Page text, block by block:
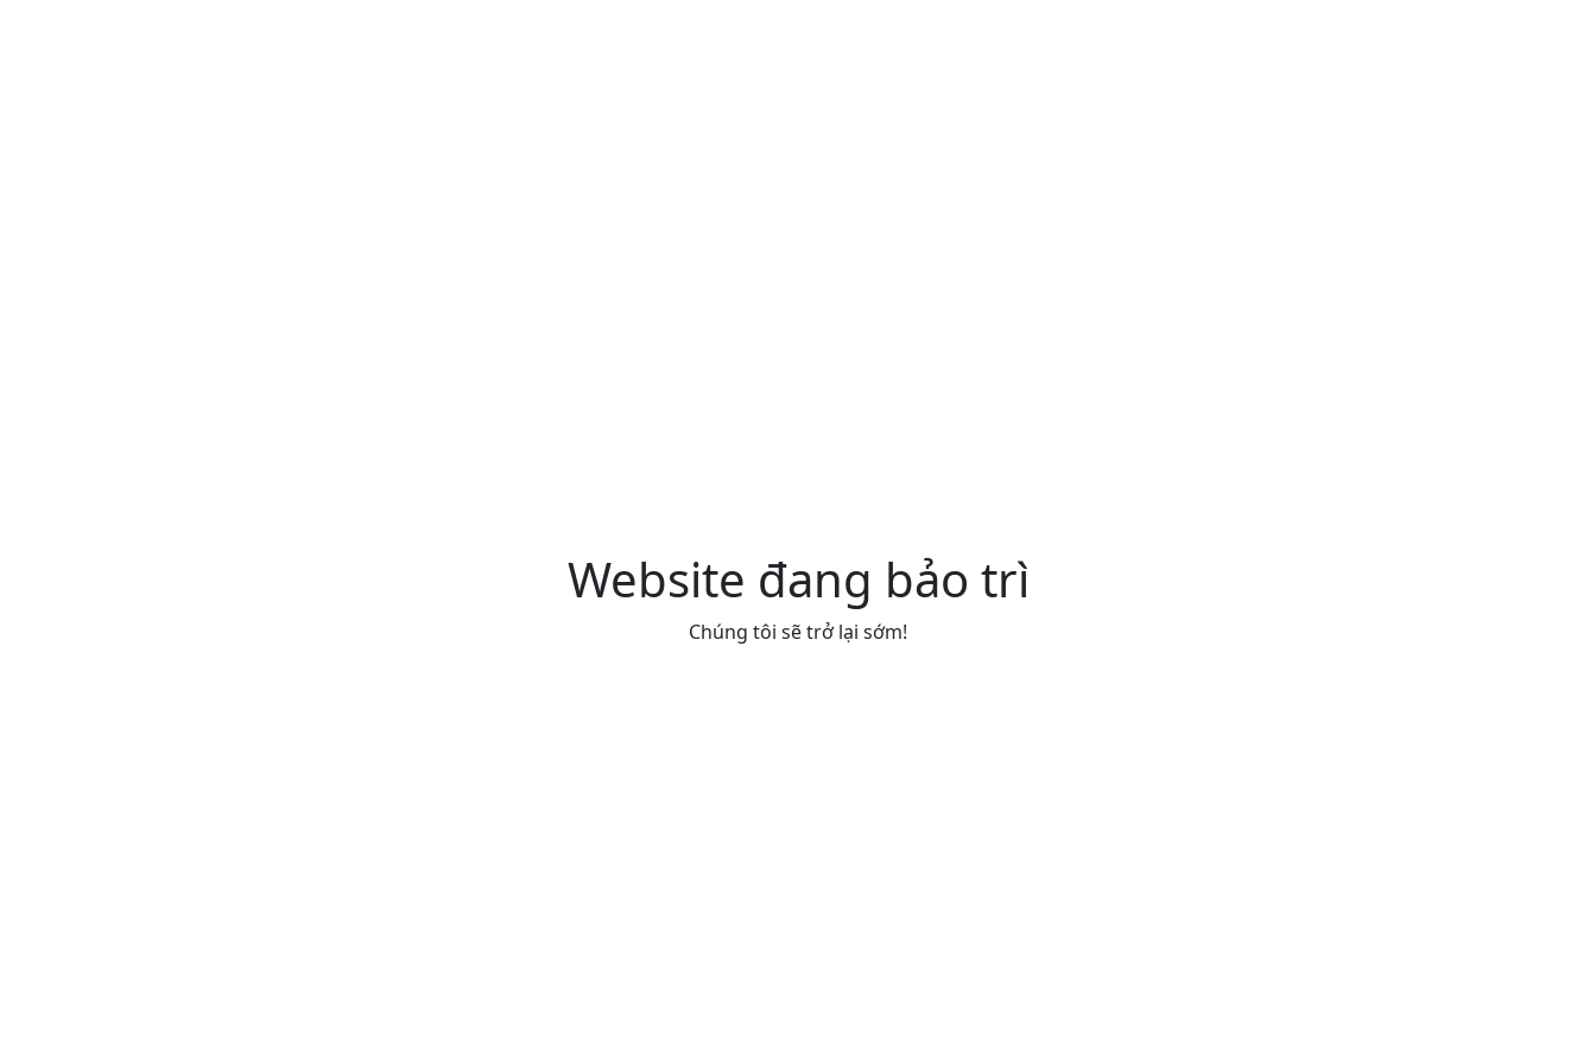
Website đang bảo trì
Chúng tôi sẽ trở lại sớm!